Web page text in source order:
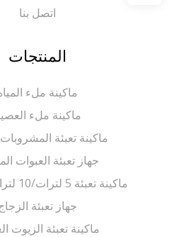
اتصل بنا
المنتجات
ماكينة ملء المياه
ماكينة ملء العصير
ماكينة تعبئة المشروبات الغازية
جهاز تعبئة العبوات المعدنية
ماكينة تعبئة 5 لترات/10 لترات/5 جالون
جهاز تعبئة الزجاج
ماكينة تعبئة الزيوت الغذائية